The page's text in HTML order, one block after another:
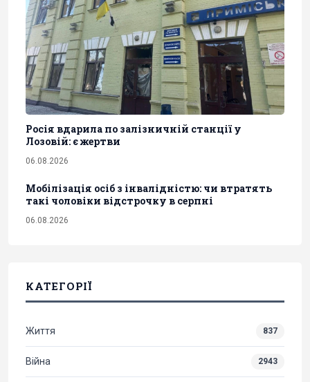
Росія вдарила по залізничній станції у
Лозовій: є жертви
06.08.2026
Мобілізація осіб з інвалідністю: чи втратять
такі чоловіки відстрочку в серпні
06.08.2026
КАТЕГОРІЇ
Життя 837
Війна 2943